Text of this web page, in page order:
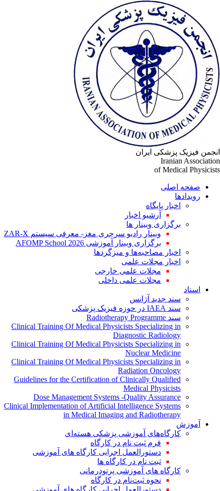
فیزیک پزشکی ایران
Iranian
of Medical
صفحه اصلی
رویدادها
اخبار پایگاه
آرشیو اخبار
برگزاری وبینار ها
وبینار رادیو سرجری مغز- معرفی سیستم ZAR-X
برگزاری وبینار آموزشی AFOMP School 2026
اخبار مصاحبه‌ها و میزگردها
اخبار مجلات علمی
مجلات علمی خارجی
مجلات علمی داخلی
اسناد
سند جدید آژانس
سند IAEA در حوزه فیزیک پزشکی
سند Radiotherapy Programme
Clinical Training Of Medical Physicists Specializing in
Diagnostic Radiology
Clinical Training Of Medical Physicists Specializing in
Nuclear Medicine
Clinical Training Of Medical Physicists Specializing in
Radiation Oncology
Guidelines for the Certification of Clinically Qualified
Medical Physicists
Dose Management Systems -Quality Assurance
Clinical Implementation of Artificial Intelligence Systems
in Medical Imaging and Radiotherapy
آموزش
کارگاه‌های آموزشی پزشکی هسته‌ای
فرم ثبت نام در کارگاه
دستورالعمل اجرایی کارگاه های آموزشی
ثبت نام در کارگاه ها
کارگاه های آموزشی پرتودرمانی
نحوه ثبت‌نام در کارگاه
دستورالعمل اجرایی کارگاه های آموزشی